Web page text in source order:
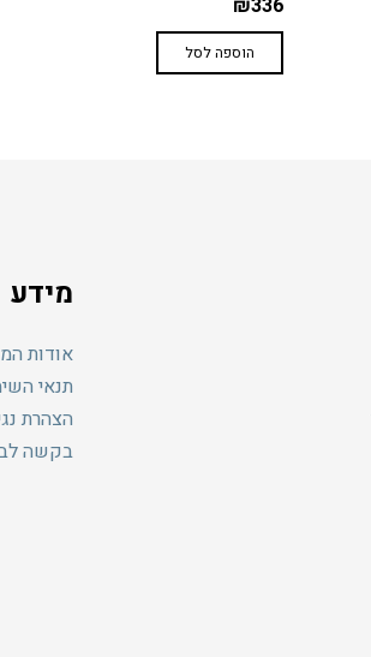
₪120
הוספה לסל
מידע
אודות
תנאי
הצהרת
בקשה